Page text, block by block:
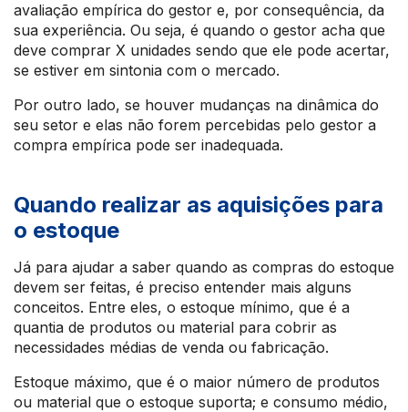
avaliação empírica do gestor e, por consequência, da
sua experiência. Ou seja, é quando o gestor acha que
deve comprar X unidades sendo que ele pode acertar,
se estiver em sintonia com o mercado.
Por outro lado, se houver mudanças na dinâmica do
seu setor e elas não forem percebidas pelo gestor a
compra empírica pode ser inadequada.
Quando realizar as aquisições para
o estoque
Já para ajudar a saber quando as compras do estoque
devem ser feitas, é preciso entender mais alguns
conceitos. Entre eles, o estoque mínimo, que é a
quantia de produtos ou material para cobrir as
necessidades médias de venda ou fabricação.
Estoque máximo, que é o maior número de produtos
ou material que o estoque suporta; e consumo médio,